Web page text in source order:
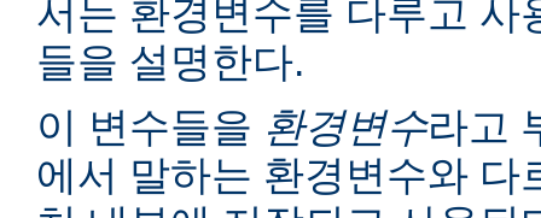
서는 환경변수를 다루고 사
들을 설명한다.
이 변수들을 환경변수라고
에서 말하는 환경변수와 다